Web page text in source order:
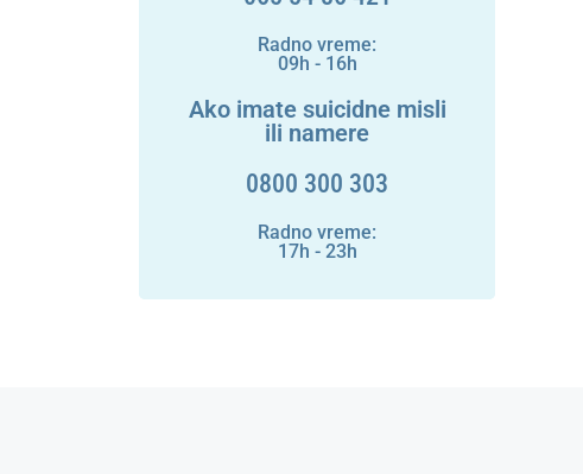
Radno vreme:
09h - 16h
Ako imate suicidne misli
ili namere
0800 300 303
Radno vreme:
17h - 23h